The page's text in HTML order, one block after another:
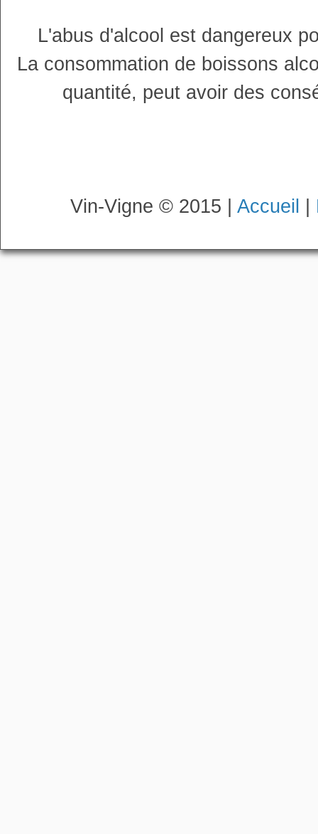
L'abus d'alcool est dangereux
La consommation de boissons
quantité, peut avoir des
Vin-Vigne © 2015 | Accueil